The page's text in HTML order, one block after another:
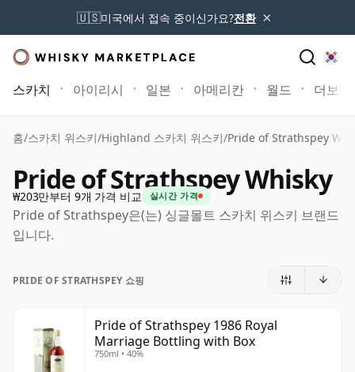
🇺🇸미국에서 접속 중이신가요?전환 ×
스카치 아이리시 일본 아메리칸 월드 더보기
홈/스카치 위스키/Highland 스카치 위스키/Pride of Strathspey
Pride of Strathspey Whisky
₩203만부터 9개 가격 비교 실시간 가격
Pride of Strathspey은(는) 싱글몰트 스카치 위스키 브랜드
입니다.
PRIDE OF STRATHSPEY 쇼핑
Pride of Strathspey 1986 Royal
Marriage Bottling with Box
750ml • 40%